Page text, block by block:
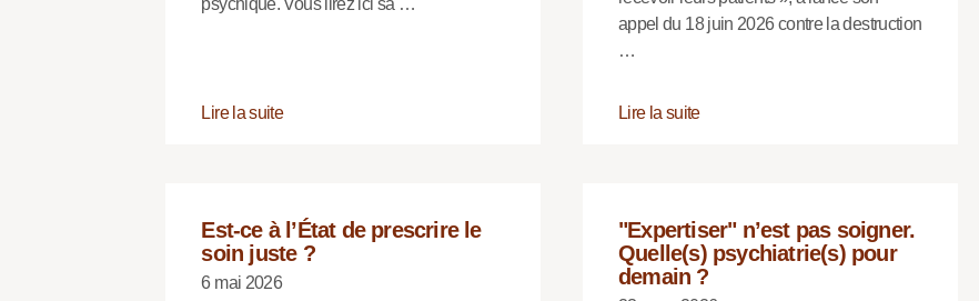
psychique. Vous lirez ici sa …
Lire la suite
appel du 18 juin 2026 contre la destruction
…
Lire la suite
Est-ce à l’État de prescrire le
soin juste ?
6 mai 2026
"Expertiser" n’est pas soigner.
Quelle(s) psychiatrie(s) pour
demain ?